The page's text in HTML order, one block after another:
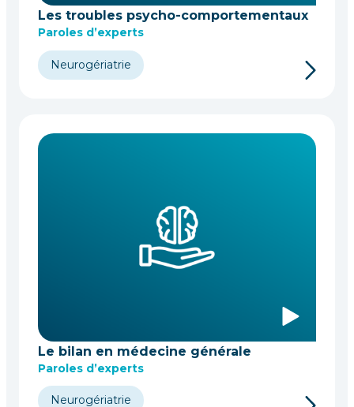
Les troubles psycho-comportementaux
Paroles d’experts
Neurogériatrie
Le bilan en médecine générale
Paroles d’experts
Neurogériatrie